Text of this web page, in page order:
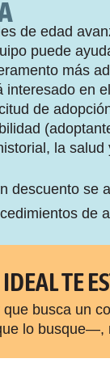
de edad
puede
más
interesado en
de
la salud
descuento se
de
TE
busca un
lo busque—,